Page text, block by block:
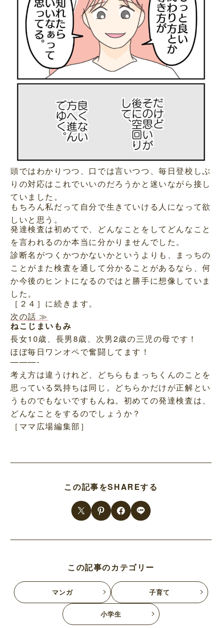
頭ではわかりつつ、口では言いつつ、毎日登校しぶ
りの対応はこれでいいのだろうかと迷いながら接し
ていました。
もちろん私だって自分で生きていける人になって欲
しいと思う。
発達検査は初めてで、どんなことをしてどんなこと
を言われるのか本当に分かりませんでした。
診断名がつくかつかないかというよりも、まっちの
ことがまた検査を通して分かることがあるなら、何
か今後のヒントになるのではと勝手に想像していま
した。
［２４］に続きます。
次の話 ≫
ねこじまいもみ
長女10歳、長男8歳、次男2歳の三児の母です！
ほぼ毎日ワンオペで奮闘してます！
———-
考え方は違うけれど、どちらもまっちくんのことを
思っている気持ちは同じ。どちらかだけが正解とい
うものでもないですもんね。初めての発達検査は、
どんなことをするのでしょうか？
［ママ広場編集部］
この記事をSHAREする
この記事のカテゴリー
マンガ 子育て
小学生